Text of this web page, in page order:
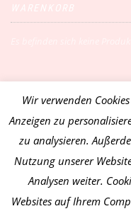
Wir verwenden
Anzeigen zu
zu analysieren.
Nutzung unserer
Analysen weiter.
Websites auf Ihrem